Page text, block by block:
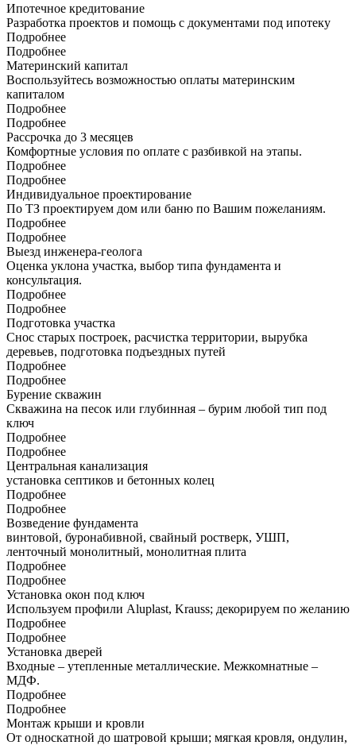
Ипотечное кредитование
Разработка проектов и помощь с документами под ипотеку
Подробнее
Подробнее
Материнский капитал
Воспользуйтесь возможностью оплаты материнским
капиталом
Подробнее
Подробнее
Рассрочка до 3 месяцев
Комфортные условия по оплате с разбивкой на этапы.
Подробнее
Подробнее
Индивидуальное проектирование
По ТЗ проектируем дом или баню по Вашим пожеланиям.
Подробнее
Подробнее
Выезд инженера-геолога
Оценка уклона участка, выбор типа фундамента и
консультация.
Подробнее
Подробнее
Подготовка участка
Снос старых построек, расчистка территории, вырубка
деревьев, подготовка подъездных путей
Подробнее
Подробнее
Бурение скважин
Скважина на песок или глубинная – бурим любой тип под
ключ
Подробнее
Подробнее
Центральная канализация
установка септиков и бетонных колец
Подробнее
Подробнее
Возведение фундамента
винтовой, буронабивной, свайный ростверк, УШП,
ленточный монолитный, монолитная плита
Подробнее
Подробнее
Установка окон под ключ
Используем профили Aluplast, Krauss; декорируем по желанию
Подробнее
Подробнее
Установка дверей
Входные – утепленные металлические. Межкомнатные –
МДФ.
Подробнее
Подробнее
Монтаж крыши и кровли
От односкатной до шатровой крыши; мягкая кровля, ондулин,